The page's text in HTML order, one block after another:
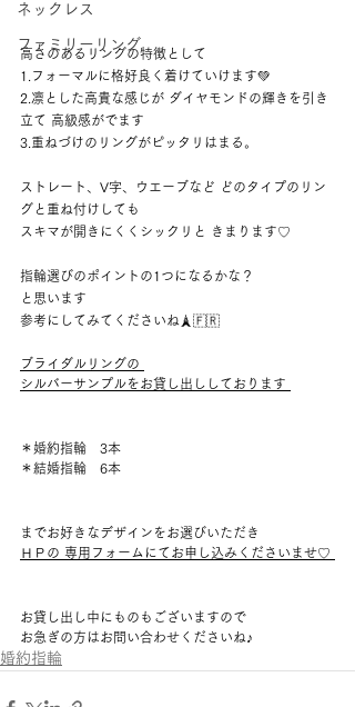
ネックレス
ファミリーリング
高さのあるリングの特徴として
1.フォーマルに格好良く着けていけます💚
2.凛とした高貴な感じが ダイヤモンドの輝きを引き
立て 高級感がでます
3.重ねづけのリングがピッタリはまる。
ストレート、V字、ウエーブなど どのタイプのリン
グと重ね付けしても
スキマが開きにくくシックリと きまります♡
指輪選びのポイントの1つになるかな？
と思います
参考にしてみてくださいね🗼🇫🇷
ブライダルリングの
シルバーサンプルをお貸し出ししております
＊婚約指輪　3本
＊結婚指輪　6本
までお好きなデザインをお選びいただき
ＨＰの 専用フォームにてお申し込みくださいませ♡
お貸し出し中にものもございますので
お急ぎの方はお問い合わせくださいね♪
婚約指輪